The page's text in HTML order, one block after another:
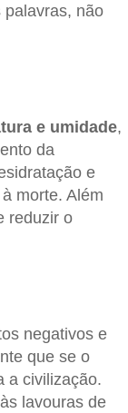
palavras, não
e umidade,
da
e
morte. Além
reduzir o
negativos e
que se o
a civilização.
lavouras de